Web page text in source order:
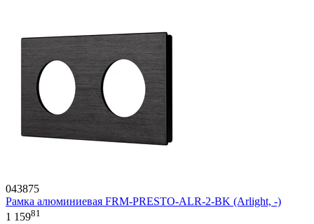
043875
Рамка алюминиевая FRM-PRESTO-ALR-2-BK (Arlight, -)
1 15981